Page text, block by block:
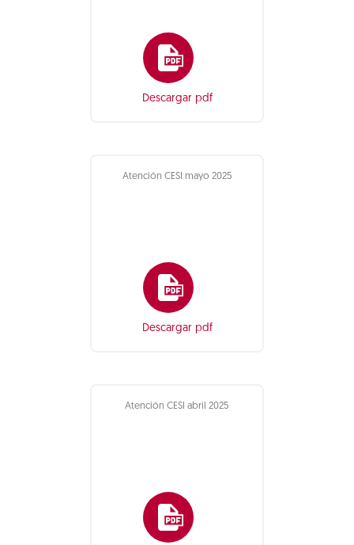
Descargar pdf
Atención CESI mayo 2025
Descargar pdf
Atención CESI abril 2025